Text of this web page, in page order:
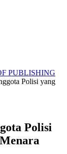
PUBLISHING
Polisi yang
Polisi